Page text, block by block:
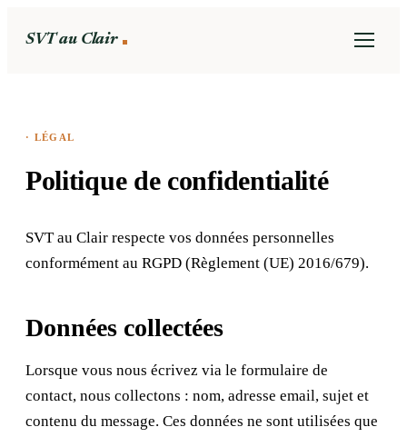
SVT au Clair
· LÉGAL
Politique de confidentialité
SVT au Clair respecte vos données personnelles
conformément au RGPD (Règlement (UE) 2016/679).
Données collectées
Lorsque vous nous écrivez via le formulaire de
contact, nous collectons : nom, adresse email, sujet et
contenu du message. Ces données ne sont utilisées que